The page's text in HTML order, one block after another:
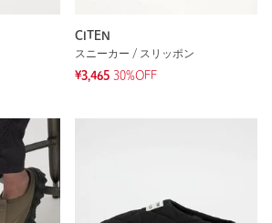
CITEN
スニーカー / スリッポン
¥3,465 30%OFF